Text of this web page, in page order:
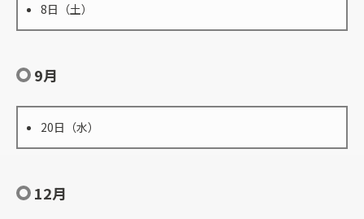
8日（土）
9月
20日（水）
12月